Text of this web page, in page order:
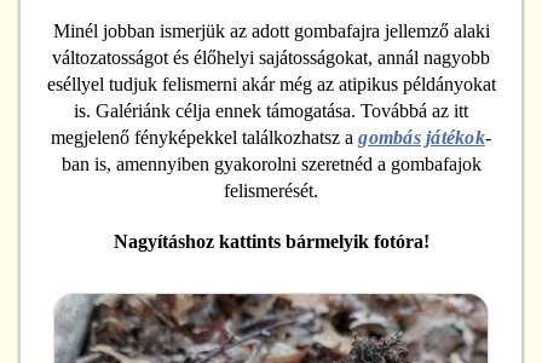
Minél jobban ismerjük az adott gombafajra jellemző alaki
változatosságot és élőhelyi sajátosságokat, annál nagyobb
eséllyel tudjuk felismerni akár még az atipikus példányokat
is. Galériánk célja ennek támogatása. Továbbá az itt
megjelenő fényképekkel találkozhatsz a gombás játékok-
ban is, amennyiben gyakorolni szeretnéd a gombafajok
felismerését.
Nagyításhoz kattints bármelyik fotóra!